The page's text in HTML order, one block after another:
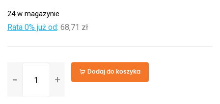
24 w magazynie
Rata 0% już od: 68,71 zł
SmartSolar
Dodaj do koszyka